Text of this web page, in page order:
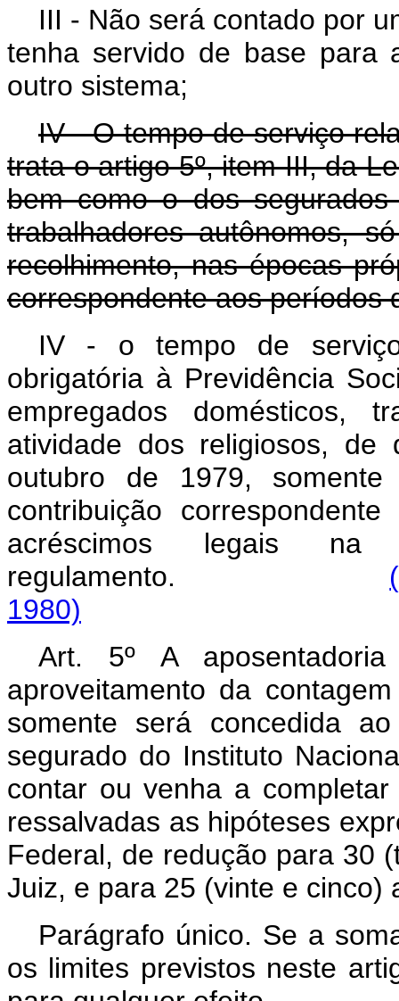
III - Não será contado por
tenha servido de base para
outro sistema;
IV - O tempo de serviço
trata o artigo 5º, item III, da
bem como o dos
trabalhadores autônomos,
recolhimento, nas épocas
correspondente aos períodos
IV - o tempo de
obrigatória à Previdência
empregados domésticos,
atividade dos religiosos,
outubro de 1979,
contribuição
acréscimos legais
regulamento.
1980)
Art. 5º A
aproveitamento da
somente será concedida
segurado do Instituto
contar ou venha a
ressalvadas as hipóteses
Federal, de redução para 30
Juiz, e para 25 (vinte e cinco)
Parágrafo único. Se a
os limites previstos neste